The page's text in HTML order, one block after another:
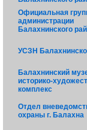
Официальная
администрации
Балахнинского
УСЗН
Балахнинский
историко-
комплекс
Отдел
охраны г. Балахна